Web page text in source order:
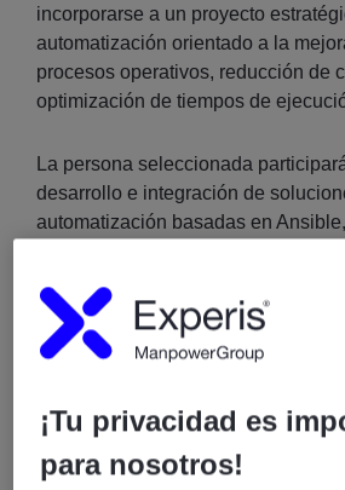
incorporarse a un proyecto
automatización orientado a la
procesos operativos, reducción de
optimización de tiempos de
La persona seleccionada
desarrollo e integración de
automatización basadas en
Ubicación: Madrid Calle Puerto)
Modalidad: 80% Teletrabajo | 20%
Inglés: B2 imprescindible
¡Tu privacidad es
para nosotros!